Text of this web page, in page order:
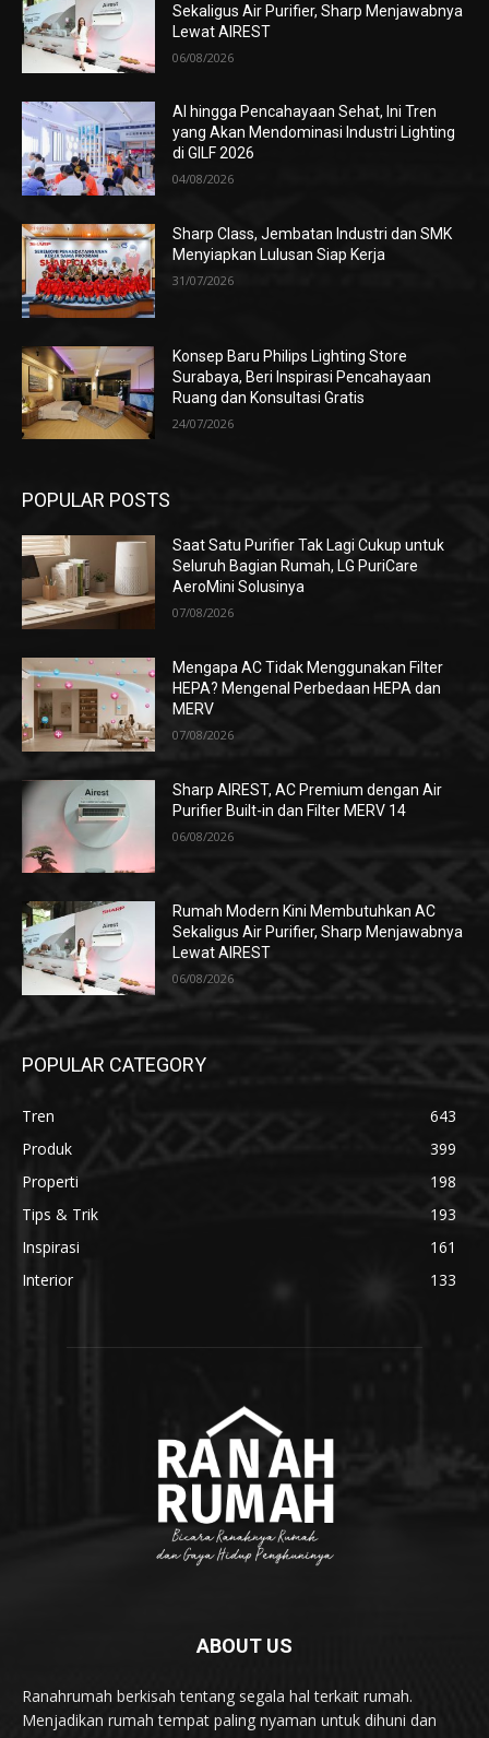
Sekaligus Air Purifier, Sharp Menjawabnya
Lewat AIREST
06/08/2026
AI hingga Pencahayaan Sehat, Ini Tren
yang Akan Mendominasi Industri Lighting
di GILF 2026
04/08/2026
Sharp Class, Jembatan Industri dan SMK
Menyiapkan Lulusan Siap Kerja
31/07/2026
Konsep Baru Philips Lighting Store
Surabaya, Beri Inspirasi Pencahayaan
Ruang dan Konsultasi Gratis
24/07/2026
POPULAR POSTS
Saat Satu Purifier Tak Lagi Cukup untuk
Seluruh Bagian Rumah, LG PuriCare
AeroMini Solusinya
07/08/2026
Mengapa AC Tidak Menggunakan Filter
HEPA? Mengenal Perbedaan HEPA dan
MERV
07/08/2026
Sharp AIREST, AC Premium dengan Air
Purifier Built-in dan Filter MERV 14
06/08/2026
Rumah Modern Kini Membutuhkan AC
Sekaligus Air Purifier, Sharp Menjawabnya
Lewat AIREST
06/08/2026
POPULAR CATEGORY
Tren
643
Produk
399
Properti
198
Tips & Trik
193
Inspirasi
161
Interior
133
ABOUT US
Ranahrumah berkisah tentang segala hal terkait rumah.
Menjadikan rumah tempat paling nyaman untuk dihuni dan